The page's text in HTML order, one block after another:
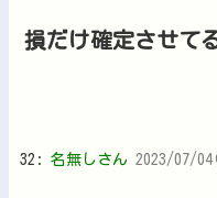
損だけ確定させて
32: 名無しさん 2023/07/